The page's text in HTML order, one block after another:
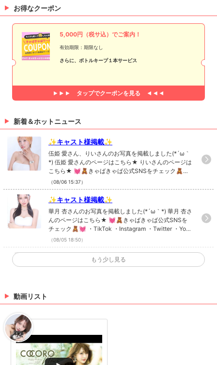
お得なクーポン
5,000円（税サ込）でご案内！
有効期限：期限なし
さらに、ボトルキープ１本サービス
タップでクーポンを見る
新着＆ホットニュース
✨キャスト様掲載✨
伍姫 愛さん、りいさんのお写真を掲載しました(*´ω｀
*) 伍姫 愛さんのページはこちら★ りいさんのページは
こちら★ 💓🧸きゃばきゃば公式SNSをチェック🧸💓
・TikTok ・Instagram ・Twitter ・YouTube
（08/06 15:37）
✨キャスト様掲載✨
華月 杏さんのお写真を掲載しました(*´ω｀*) 華月 杏さ
んのページはこちら★ 💓🧸きゃばきゃば公式SNSを
チェック🧸💓 ・TikTok ・Instagram ・Twitter ・YouT
ube
（08/05 18:50）
✨キャスト様掲載✨
なつみさんのお写真を掲載しました(*´ω｀*) なつみさ
あさんのページはこちら★ 💓🧸きゃばきゃば公式SN
Sをチェック🧸💓 ・TikTok ・Instagram ・Twitter ・Y
ouTube
（06/18 18:00）
もう少し見る
動画リスト